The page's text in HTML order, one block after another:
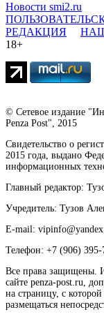
Новости smi2.ru
РЕДАКЦИЯ
18+
© Сетевое издание
Penza Post", 2015
Свидетельство о
2015 года, выдано
информационных
Главный редактор:
Учредитель: Тузов
E-mail:
Телефон: +7 (906) 395-
Все права защищены.
сайте penza-post.ru,
на страницу, с
размещаться